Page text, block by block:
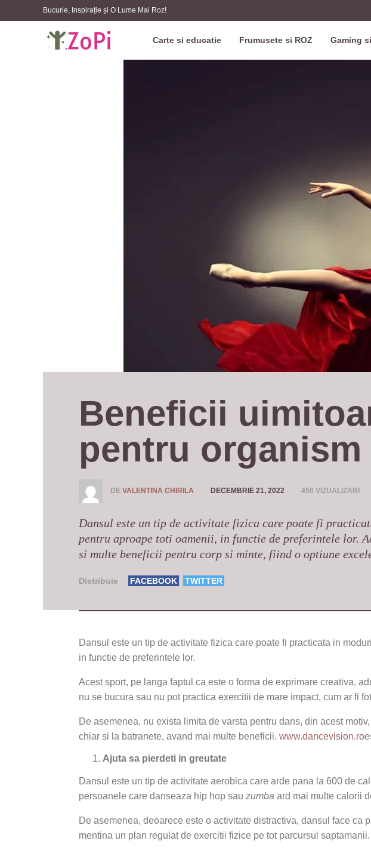
Bucurie, Inspirație și O Lume Mai Roz!
Carte si educatie Frumusete si ROZ Gaming
Beneficii
pentru organism
DE VALENTINA CHIRILA DECEMBRIE 21, 2022 450 VIZUALIZARI
Dansul este un tip de activitate fizica care poate fi
pentru aproape toti oamenii, in functie de preferintele lor.
si multe beneficii pentru corp si minte, fiind o optiune
Distribuie FACEBOOK TWITTER
Dansul este un tip de activitate fizica care poate fi practicata in
in functie de preferintele lor.
Acest sport, pe langa faptul ca este o forma de exprimare creativa,
nu se bucura sau nu pot practica exercitii de mare impact, cum ar fi
De asemenea, nu exista limita de varsta pentru dans, din acest
chiar si la batranete, avand mai multe beneficii. www.dancevision.ro
Ajuta sa pierdeti in greutate
Dansul este un tip de activitate aerobica care arde pana la 600 de
persoanele care danseaza hip hop sau zumba ard mai multe calorii
De asemenea, deoarece este o activitate distractiva, dansul face
mentina un plan regulat de exercitii fizice pe tot parcursul saptamanii.